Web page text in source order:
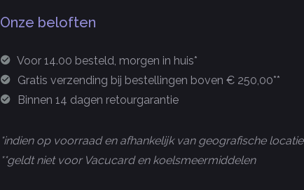
Onze beloften
Voor 14.00 besteld, morgen in huis*
Gratis verzending bij bestellingen boven € 250,00**
Binnen 14 dagen retourgarantie
*indien op voorraad en afhankelijk van geografische locatie
**geldt niet voor Vacucard en koelsmeermiddelen